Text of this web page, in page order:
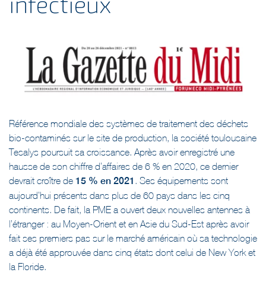
Référence mondiale des systèmes de traitement des déchets
bio-contaminés sur le site de production, la société toulousaine
Tesalys poursuit sa croissance. Après avoir enregistré une
hausse de son chiffre d’affaires de 6 % en 2020, ce dernier
devrait croître de 15 % en 2021 . Ses équipements sont
aujourd’hui présents dans plus de 60 pays dans les cinq
continents. De fait, la PME a ouvert deux nouvelles antennes à
l’étranger : au Moyen-Orient et en Asie du Sud-Est après avoir
fait ses premiers pas sur le marché américain où sa technologie
a déjà été approuvée dans cinq états dont celui de New York et
la Floride.